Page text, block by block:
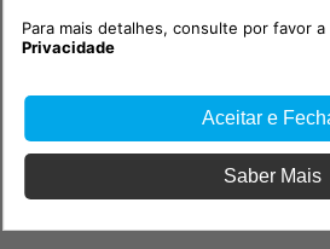
Para mais detalhes, consulte por favor
Privacidade
Aceitar e
Saber Mais